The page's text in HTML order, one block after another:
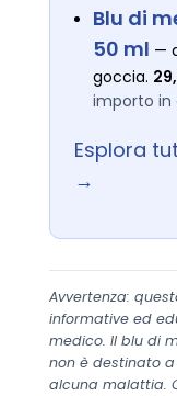
Blu di
50 ml —
goccia.
importo in
Esplora
→
Avvertenza:
informative ed
medico. Il blu di
non è destinato
alcuna malattia.